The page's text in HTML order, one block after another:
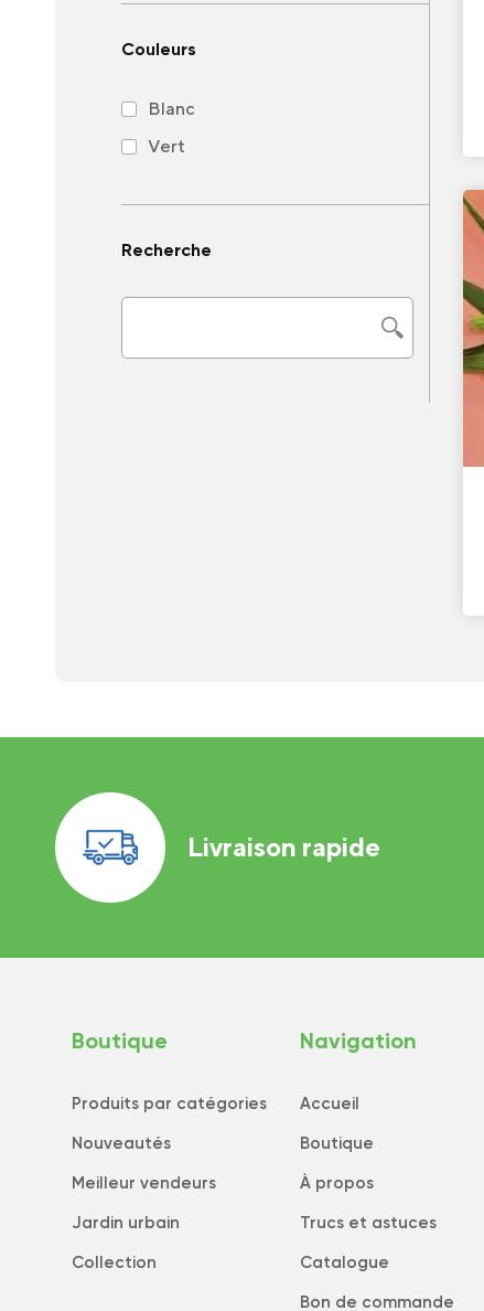
Couleurs
Blanc
Vert
Recherche
Livraison rapide
Boutique
Produits par catégories
Nouveautés
Meilleur vendeurs
Jardin urbain
Collection
Navigation
Accueil
Boutique
À propos
Trucs et astuces
Catalogue
Bon de commande